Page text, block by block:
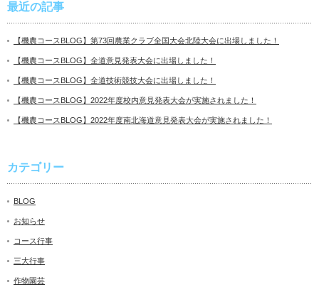
最近の記事
【機農コースBLOG】第73回農業クラブ全国大会北陸大会に出場しました！
【機農コースBLOG】全道意見発表大会に出場しました！
【機農コースBLOG】全道技術競技大会に出場しました！
【機農コースBLOG】2022年度校内意見発表大会が実施されました！
【機農コースBLOG】2022年度南北海道意見発表大会が実施されました！
カテゴリー
BLOG
お知らせ
コース行事
三大行事
作物園芸